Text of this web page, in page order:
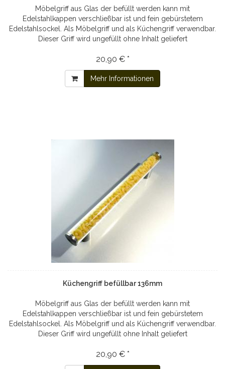
Möbelgriff aus Glas der befüllt werden kann mit
Edelstahlkappen verschließbar ist und fein gebürstetem
Edelstahlsockel. Als Möbelgriff und als Küchengriff verwendbar.
Dieser Griff wird ungefüllt ohne Inhalt geliefert
20,90 € *
Mehr Informationen
Küchengriff befüllbar 136mm
Möbelgriff aus Glas der befüllt werden kann mit
Edelstahlkappen verschließbar ist und fein gebürstetem
Edelstahlsockel. Als Möbelgriff und als Küchengriff verwendbar.
Dieser Griff wird ungefüllt ohne Inhalt geliefert
20,90 € *